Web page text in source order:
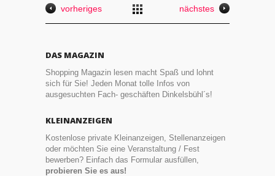
vorheriges nächstes
DAS MAGAZIN
Shopping Magazin lesen macht Spaß und lohnt
sich für Sie! Jeden Monat tolle Infos von
ausgesuchten Fach- geschäften Dinkelsbühl´s!
KLEINANZEIGEN
Kostenlose private Kleinanzeigen, Stellenanzeigen
oder möchten Sie eine Veranstaltung / Fest
bewerben? Einfach das Formular ausfüllen,
probieren Sie es aus!